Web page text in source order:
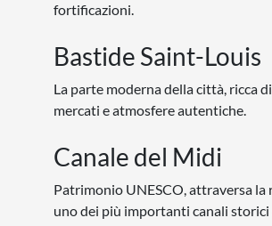
fortificazioni.
Bastide Saint-Louis
La parte moderna della città, ricca
mercati e atmosfere autentiche.
Canale del Midi
Patrimonio UNESCO, attraversa la
uno dei più importanti canali storici